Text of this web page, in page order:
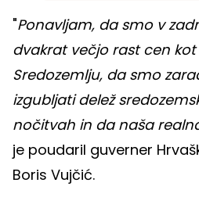
"Ponavljam, da smo v
dvakrat večjo rast cen
Sredozemlju, da smo
izgubljati delež
nočitvah in da naša
je poudaril guverner
Boris Vujčić.